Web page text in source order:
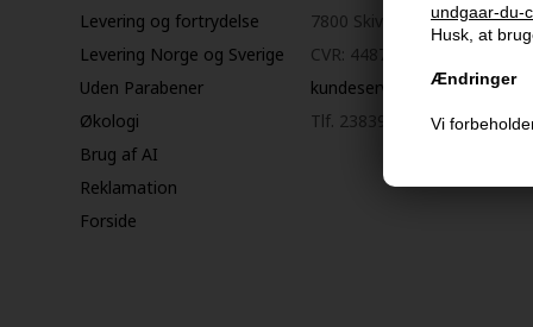
undgaar-du-
Husk, at
Ændringer
Vi
Levering og fortrydelse
Levering Norge og Sverige
Uden Parabener
Økologi
Brug af AI
Reklamation
Forside
7800 Skive
CVR: 44874253
kundeservice@hair247.dk
Tlf. 23839799 (hverdage 9-